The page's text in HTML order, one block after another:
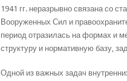
1941 гг. неразрывно связана со
Вооруженных Сил и
период отразилась на формах и
структуру и нормативную базу,
Одной из важных задач